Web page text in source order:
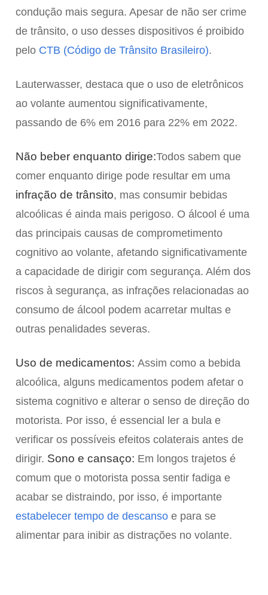
condução mais segura. Apesar de não ser crime
de trânsito, o uso desses dispositivos é proibido
pelo CTB (Código de Trânsito Brasileiro).
Lauterwasser, destaca que o uso de eletrônicos
ao volante aumentou significativamente,
passando de 6% em 2016 para 22% em 2022.
Não beber enquanto dirige:Todos sabem que
comer enquanto dirige pode resultar em uma
infração de trânsito, mas consumir bebidas
alcoólicas é ainda mais perigoso. O álcool é uma
das principais causas de comprometimento
cognitivo ao volante, afetando significativamente
a capacidade de dirigir com segurança. Além dos
riscos à segurança, as infrações relacionadas ao
consumo de álcool podem acarretar multas e
outras penalidades severas.
Uso de medicamentos: Assim como a bebida
alcoólica, alguns medicamentos podem afetar o
sistema cognitivo e alterar o senso de direção do
motorista. Por isso, é essencial ler a bula e
verificar os possíveis efeitos colaterais antes de
dirigir. Sono e cansaço: Em longos trajetos é
comum que o motorista possa sentir fadiga e
acabar se distraindo, por isso, é importante
estabelecer tempo de descanso e para se
alimentar para inibir as distrações no volante.